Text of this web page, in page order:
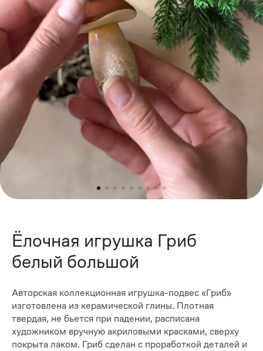
Ёлочная игрушка Гриб
белый большой
Авторская коллекционная игрушка-подвес «Гриб»
изготовлена из керамической глины. Плотная
твердая, не бьется при падении, расписана
художником вручную акриловыми красками, сверху
покрыта лаком. Гриб сделан с проработкой деталей и